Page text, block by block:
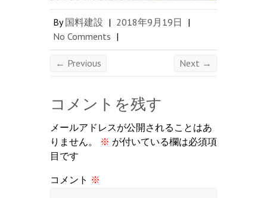
By国料建設 | 2018年9月19日 |
No Comments |
← Previous Next →
コメントを残す
メールアドレスが公開されることはあ
りません。
※ が付いている欄は必須項
目です
コメント ※